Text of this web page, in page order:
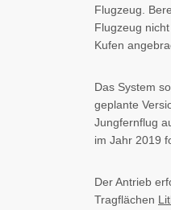
Flugzeug.
Flugzeug
Kufen
Das System
geplante
Jungfernflug
im Jahr 2019
Der Antrieb
Tragflächen